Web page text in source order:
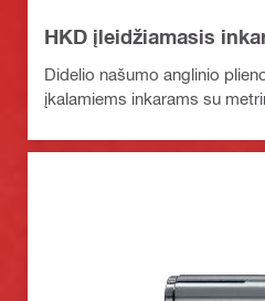
HKD įleidžiamasis
Didelio našumo anglinio
įkalamiems inkarams su